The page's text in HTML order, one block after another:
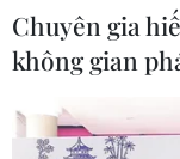
Chuyên gia
không gian